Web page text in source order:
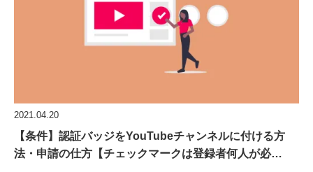
2021.04.20
【条件】認証バッジをYouTubeチャンネルに付ける方
法・申請の仕方【チェックマークは登録者何人が必…